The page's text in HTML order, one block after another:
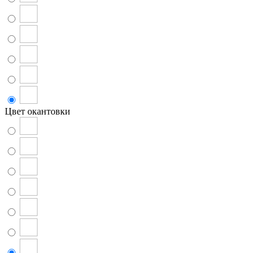
Цвет окантовки